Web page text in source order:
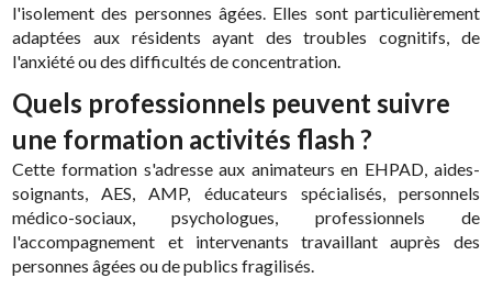
l'isolement des personnes âgées. Elles sont particulièrement
adaptées aux résidents ayant des troubles cognitifs, de
l'anxiété ou des difficultés de concentration.
Quels professionnels peuvent suivre
une formation activités flash ?
Cette formation s'adresse aux animateurs en EHPAD, aides-
soignants, AES, AMP, éducateurs spécialisés, personnels
médico-sociaux, psychologues, professionnels de
l'accompagnement et intervenants travaillant auprès des
personnes âgées ou de publics fragilisés.